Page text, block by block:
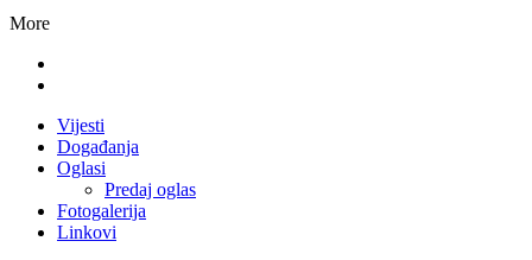
More
Vijesti
Događanja
Oglasi
Predaj oglas
Fotogalerija
Linkovi